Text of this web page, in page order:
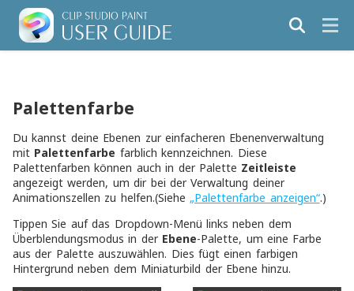
Palettenfarbe
Du kannst deine Ebenen zur einfacheren Ebenenverwaltung
mit Palettenfarbe farblich kennzeichnen. Diese
Palettenfarben können auch in der Palette Zeitleiste
angezeigt werden, um dir bei der Verwaltung deiner
Animationszellen zu helfen.(Siehe„Palettenfarbe anzeigen“.)
Tippen Sie auf das Dropdown-Menü links neben dem
Überblendungsmodus in der Ebene-Palette, um eine Farbe
aus der Palette auszuwählen. Dies fügt einen farbigen
Hintergrund neben dem Miniaturbild der Ebene hinzu.